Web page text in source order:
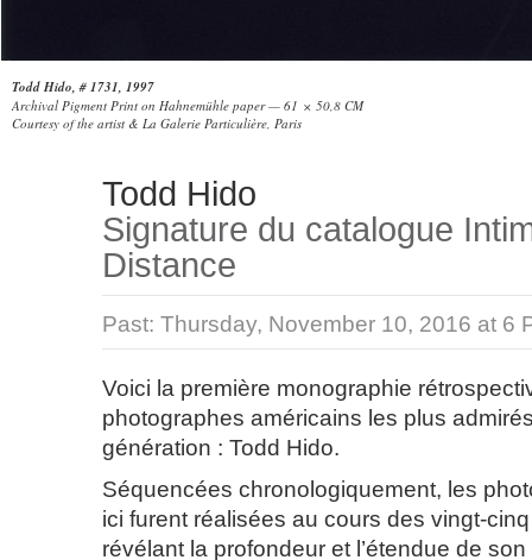
Todd Hido, # 1731, 1997
Archival Pigment Print on Hahnemühle paper — 61 × 50,8 CM
Courtesy of the artist & La Galerie Particulière, Paris
Todd Hido
Signature du catalogue
Distance
Past: Thursday, November 10, 2016 at 6
Voici la première monographie
photographes américains les plus
génération : Todd Hido.
Séquencées chronologiquement, les
ici furent réalisées au cours des vingt-
révélant la profondeur et l’étendue de